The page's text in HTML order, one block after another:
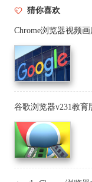
猜你喜欢
Chrome浏览器视频
谷歌浏览器v231教育